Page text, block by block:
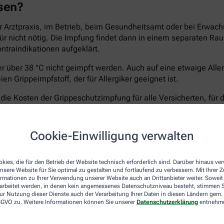
Cookie-Einwilligung verwalten
die für den Betrieb der Website technisch erforderlich sind. Darüber hinaus
Website für Sie optimal zu gestalten und fortlaufend zu verbessern. Mit Ihrer
zu Ihrer Verwendung unserer Website auch an Drittanbieter weiter. Soweit
werden, in denen kein angemessenes Datenschutzniveau besteht, stimmen
Nutzung dieser Dienste auch der Verarbeitung Ihrer Daten in diesen Ländern
zu. Weitere Informationen können Sie unserer Datenschutzerklärung
im Betrieb, beim Gesundheitsamt oder bei
nicht nötig. Die Impfung findet dann in einem separaten
aufgeklärt.
über 38 °C nicht geimpft werden. Auch auf eine etwaige
Grippeimpfstoff, der für Allergiker geeignet ist.
Kosten der Grippeschutzimpfung für alle Versicherten, für
treten, die Apotheken rechnen meist direkt mit der
Jahren, für die keine STIKO-Empfehlung vorliegt. Fragen
Koch-Institut empfiehlt die Impfung gegen Grippeviren